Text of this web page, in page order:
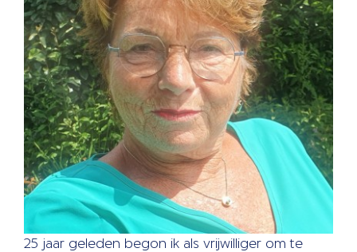
25 jaar geleden begon ik als vrijwilliger om te